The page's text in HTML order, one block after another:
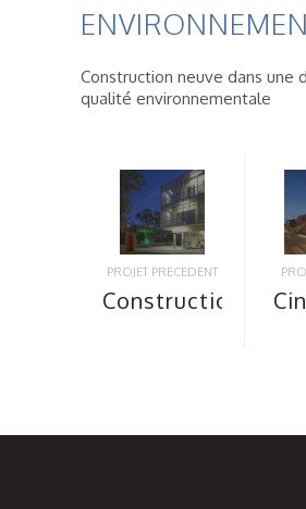
Construction neuve dans une
qualité environnementale
PROJET PRÉCÉDENT
Construction
de La belle